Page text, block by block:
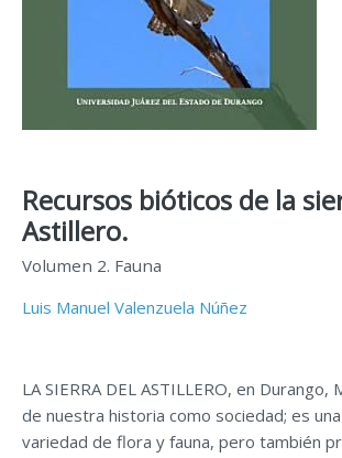
Recursos bióticos de la
Astillero.
Volumen 2. Fauna
Luis Manuel Valenzuela Núñez
LA SIERRA DEL ASTILLERO, en
de nuestra historia como sociedad; es
variedad de flora y fauna, pero también